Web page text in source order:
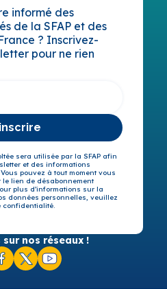
informé des
de la SFAP et des
? Inscrivez-
pour ne rien
sera utilisée par la SFAP afin
et des informations
pouvez à tout moment vous
lien de désabonnement
plus d’informations sur la
données personnelles, veuillez
confidentialité.
nos réseaux !